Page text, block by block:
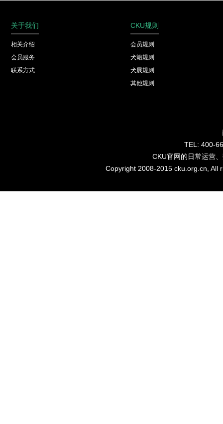
关于我们
相关介绍
会员服务
联系方式
CKU规则
会员规则
犬籍规则
犬展规则
其他规则
TEL: 400-
CKU官网的日常运营
Copyright 2008-2015 cku.org.cn,